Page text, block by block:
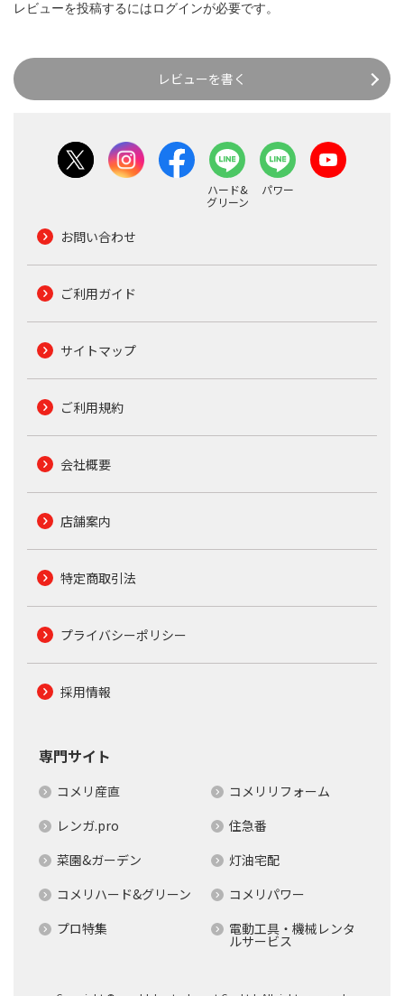
レビューを投稿するにはログインが必要です。
レビューを書く
ハード&
グリーン
パワー
お問い合わせ
ご利用ガイド
サイトマップ
ご利用規約
会社概要
店舗案内
特定商取引法
プライバシーポリシー
採用情報
専門サイト
コメリ産直
コメリリフォーム
レンガ.pro
住急番
菜園&ガーデン
灯油宅配
コメリハード&グリーン
コメリパワー
プロ特集
電動工具・機械レンタ
ルサービス